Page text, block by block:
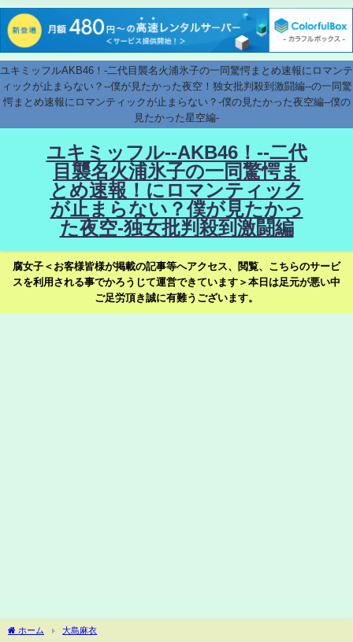
ユキミッフルAKB46！-二代目襲名火浦氷子の一同驚愕まとめ速報にロマンテ
ィックが止まらない？--僕が見たかった夜空！独女批判殺到激闘編--の一同驚
愕まとめ速報にロマンティックが止まらない？-僕の見たかった夜空編--僕の
見たかった星空編-
ユキミッフル--AKB46！--二代
目襲名火浦氷子の一同驚愕ま
とめ速報！にロマンティック
が止まらない？僕が見たかっ
た夜空-独女批判殺到激闘編
腐女子＜お客様皆様が掲載の記事等へアクセス、閲覧、こちらのサービ
スを利用される事でかろうじて運営できています＞本日は足元が悪い中
ご足労頂き誠に有難うございます。
ホーム 大島麻衣